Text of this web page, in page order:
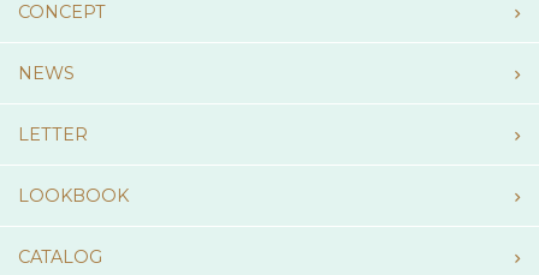
CONCEPT
NEWS
LETTER
LOOKBOOK
CATALOG